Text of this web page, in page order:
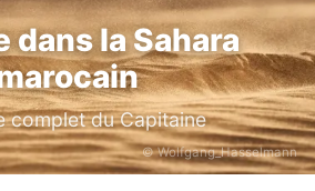
dans la Sahara
complet du Capitaine
© Wolfgang_Hasselmann